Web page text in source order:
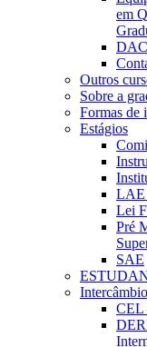
em
DAC
Outros
Sobre a
Formas de
Estágios
LAE
Lei
Pré
SAE
CEL